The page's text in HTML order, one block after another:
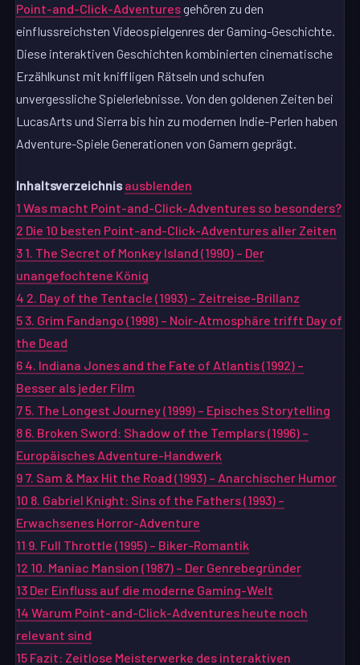
Point-and-Click-Adventuresgehören zu den
einflussreichsten Videospielgenres der Gaming-Geschichte.
Diese interaktiven Geschichten kombinierten cinematische
Erzählkunst mit kniffligen Rätseln und schufen
unvergessliche Spielerlebnisse. Von den goldenen Zeiten bei
LucasArts und Sierra bis hin zu modernen Indie-Perlen haben
Adventure-Spiele Generationen von Gamern geprägt.
Inhaltsverzeichnis ausblenden
1 Was macht Point-and-Click-Adventures so besonders?
2 Die 10 besten Point-and-Click-Adventures aller Zeiten
3 1. The Secret of Monkey Island (1990) – Der
unangefochtene König
4 2. Day of the Tentacle (1993) – Zeitreise-Brillanz
5 3. Grim Fandango (1998) – Noir-Atmosphäre trifft Day of
the Dead
6 4. Indiana Jones and the Fate of Atlantis (1992) –
Besser als jeder Film
7 5. The Longest Journey (1999) – Episches Storytelling
8 6. Broken Sword: Shadow of the Templars (1996) –
Europäisches Adventure-Handwerk
9 7. Sam & Max Hit the Road (1993) – Anarchischer Humor
10 8. Gabriel Knight: Sins of the Fathers (1993) –
Erwachsenes Horror-Adventure
11 9. Full Throttle (1995) – Biker-Romantik
12 10. Maniac Mansion (1987) – Der Genrebegründer
13 Der Einfluss auf die moderne Gaming-Welt
14 Warum Point-and-Click-Adventures heute noch
relevant sind
15 Fazit: Zeitlose Meisterwerke des interaktiven